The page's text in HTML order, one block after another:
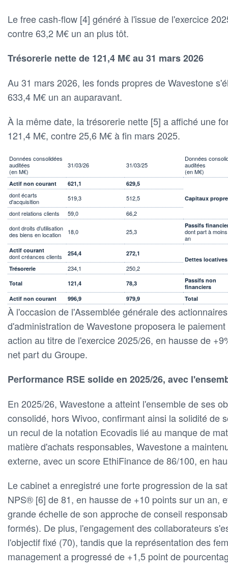
Le free cash-flow [4] généré à l'issue de l'exercice
contre 63,2 M€ un an plus tôt.
Trésorerie nette de 121,4 M€ au 31 mars 2026
Au 31 mars 2026, les fonds propres de Wavestone
633,4 M€ un an auparavant.
À la même date, la trésorerie nette [5] a affiché une
121,4 M€, contre 25,6 M€ à fin mars 2025.
Données consolidées
auditées
(en M€)
31/03/26 31/03/25
Données
auditées
(en M€)
Actif non courant 621,1
629,5
Capitaux
dont écarts
d'acquisition
519,3
512,5
dont relations clients
59,0
66,2
dont droits d'utilisation
des biens en location
18,0 25,3
Passifs
dont part à
an
Actif courant
dont créances clients 254,4
272,1
Dettes locatives
Trésorerie
234,1 250,2
Total 121,4 78,3
Passifs non
financiers
Actif non courant
996,9 979,9 Total
À l'occasion de l'Assemblée générale des
d'administration de Wavestone proposera le
action au titre de l'exercice 2025/26, en hausse de
net part du Groupe.
Performance RSE solide en 2025/26, avec
En 2025/26, Wavestone a atteint l'ensemble de ses
consolidé, hors Wivoo, confirmant ainsi la solidité de
un recul de la notation Ecovadis lié au manque de
matière d'achats responsables, Wavestone a
externe, avec un score EthiFinance de 86/100, en
Le cabinet a enregistré une forte progression de la
NPS® [6] de 81, en hausse de +10 points sur un an,
grande échelle de son approche de conseil
formés). De plus, l'engagement des collaborateurs
l'objectif fixé (70), tandis que la représentation des
management a progressé de +1,5 point de